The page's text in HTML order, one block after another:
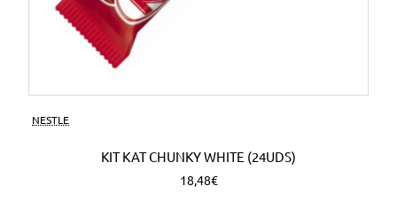
NESTLE
KIT KAT CHUNKY WHITE (24UDS)
18,48€